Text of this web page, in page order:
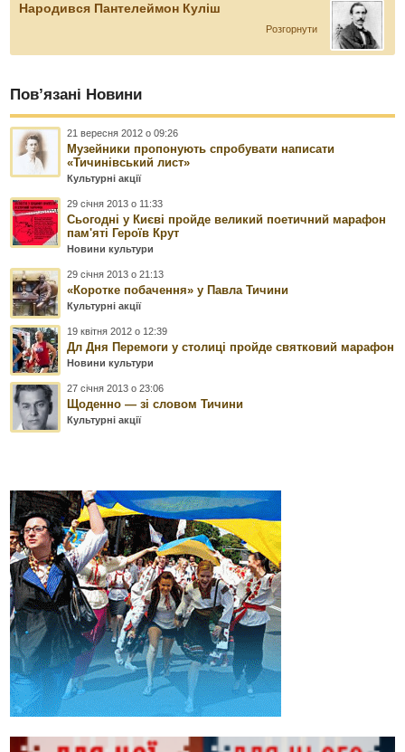
Народився Пантелеймон Куліш
Розгорнути
Пов’язані Новини
21 вересня 2012 о 09:26
Музейники пропонують спробувати написати
«Тичинівський лист»
Культурні акції
29 січня 2013 о 11:33
Сьогодні у Києві пройде великий поетичний марафон
пам'яті Героїв Крут
Новини культури
29 січня 2013 о 21:13
«Коротке побачення» у Павла Тичини
Культурні акції
19 квітня 2012 о 12:39
Дл Дня Перемоги у столиці пройде святковий марафон
Новини культури
27 січня 2013 о 23:06
Щоденно — зі словом Тичини
Культурні акції